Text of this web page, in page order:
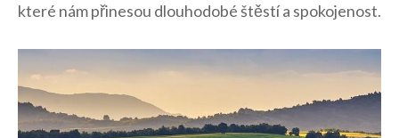
které nám přinesou dlouhodobé štěstí a spokojenost.